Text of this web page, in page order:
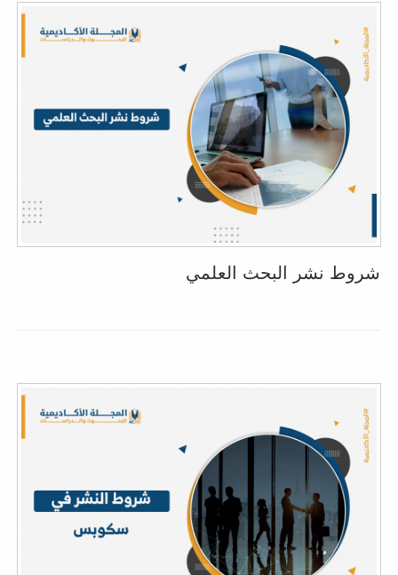
شروط نشر البحث العلمي